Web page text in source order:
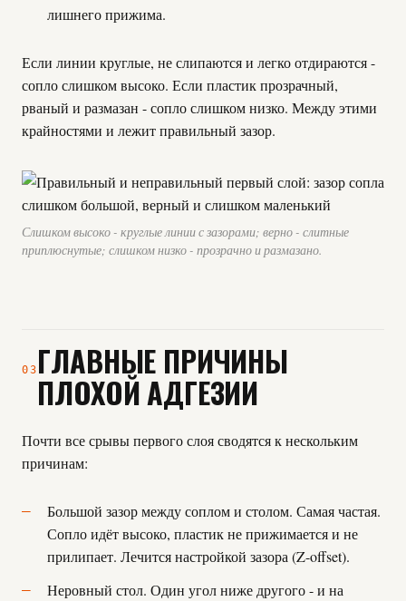
лишнего прижима.
Если линии круглые, не слипаются и легко отдираются -
сопло слишком высоко. Если пластик прозрачный,
рваный и размазан - сопло слишком низко. Между этими
крайностями и лежит правильный зазор.
Слишком высоко - круглые линии с зазорами; верно - слитные
приплюснутые; слишком низко - прозрачно и размазано.
03 ГЛАВНЫЕ ПРИЧИНЫ
ПЛОХОЙ АДГЕЗИИ
Почти все срывы первого слоя сводятся к нескольким
причинам:
Большой зазор между соплом и столом. Самая частая.
Сопло идёт высоко, пластик не прижимается и не
прилипает. Лечится настройкой зазора (Z-offset).
Неровный стол. Один угол ниже другого - и на